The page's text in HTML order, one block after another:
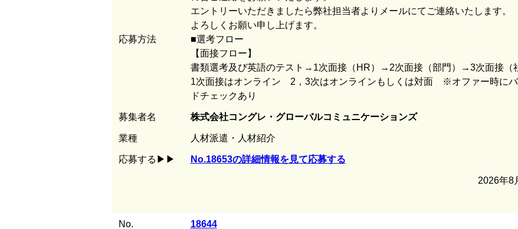
応募方法
エントリーいただきましたら弊社担当者よりメールにてご連絡いたします。
よろしくお願い申し上げます。
■選考フロー
【面接フロー】
書類選考及び英語のテスト→1次面接（HR）→2次面接（部門）→3次面接（
1次面接はオンライン 2，3次はオンラインもしくは対面 ※オファー時にバ
ドチェックあり
募集者名 株式会社コングレ・グローバルコミュニケーションズ
業種 人材派遣・人材紹介
応募する ▶▶ No.18653の詳細情報を見て応募する
2026年8
No. 18644